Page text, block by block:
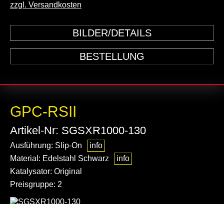
zzgl. Versandkosten
BILDER/DETAILS
BESTELLUNG
GPC-RSII
Artikel-Nr: SGSXR1000-130
Ausführung: Slip-On
info
Material: Edelstahl Schwarz
info
Katalysator: Original
Preisgruppe: 2